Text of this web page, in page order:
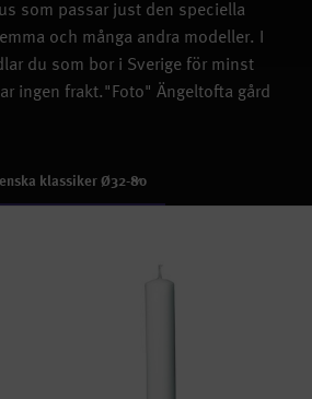
som passar just den speciella
och många andra modeller. I
du som bor i Sverige för minst
ingen frakt."Foto" Ängeltofta gård
klassiker Ø32-80